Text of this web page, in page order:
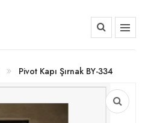
Pivot Kapı Şırnak BY-334